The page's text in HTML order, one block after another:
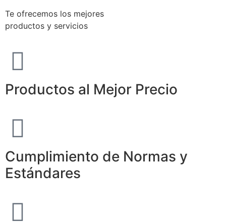
Te ofrecemos los mejores
productos y servicios
Productos al Mejor Precio
Cumplimiento de Normas y
Estándares